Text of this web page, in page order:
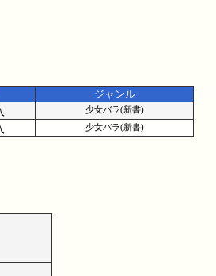
ジャンル
少女バラ(新書)
少女バラ(新書)